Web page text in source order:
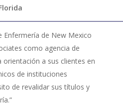
Enfermería de New Mexico
como agencia de
a sus clientes en
de instituciones
de revalidar sus títulos y